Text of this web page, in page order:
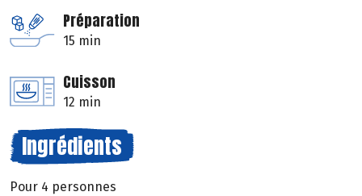
Préparation
15 min
Cuisson
12 min
Ingrédients
Pour 4 personnes